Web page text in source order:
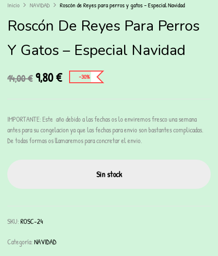
Inicio NAVIDAD Roscón de Reyes para perros y gatos – Especial Navidad
Roscón De Reyes Para Perros
Y Gatos – Especial Navidad
14,00€ 9,80€ -30%
IMPORTANTE: Este añodebido a las fechas os lo enviremos fresco una semana
antes para su congelacion ya que las fechas para envio son bastantes complicadas.
De todas formas os llamaremos para concretar el envio.
Sin stock
SKU: ROSC-24
Categoría: NAVIDAD